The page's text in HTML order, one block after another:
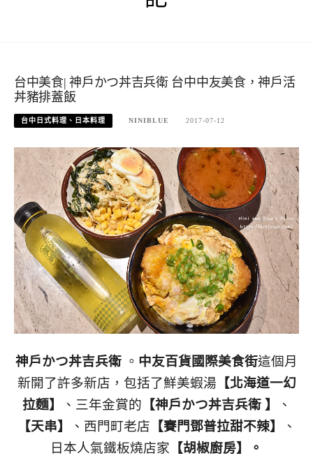
台中美食| 神戶かつ丼吉兵衛 台中中友美食，神戶活
丼豬排蓋飯
台中日式料理、日本料理 NINIBLUE 2017-07-12
神戶かつ丼吉兵衛 。 中友百貨國際美食街這個月
新開了許多新店，包括了鮮美蝦湯 【北海道一幻
拉麵】
、三年金賞的 【神戶かつ丼吉兵衛 】
、
【天串】
、西門町老店 【賽門鄧普拉甜不辣】
、
日本人氣鐵板燒店家 【胡椒廚房】。